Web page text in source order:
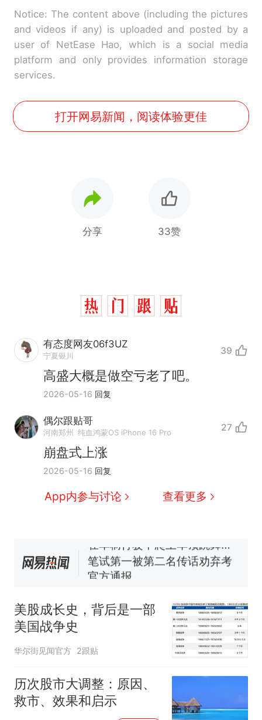
Notice: The content above (including the pictures
and videos if any) is uploaded and posted by a
user of NetEase Hao, which is a social media
platform and only provides information storage
services.
打开网易新闻，阅读体验更佳
分享 33赞
有态度网友06f3UZ
宁夏银川 39
高盛大概是做空亏老了吧。
2026-05-16 回复
偶尔跟贴哥
河南郑州 纯血鸿蒙OS iPhone 16 Pro 27
崩盘式上涨
2026-05-16 回复
App内参与讨论 查看更多
热 西班牙飞地休达边境，摩洛
哥士兵搬起大石块投向移民引
争议，此前一天内数万人从摩
洛哥涌入西班牙
新
费大厨“全国小炒肉大王”称
号，仅凭视频评出？中国烹饪
协会回应
男子上山采菌偶然发现鸡枞菌
（新京报）
笔试第一被第二名传话劝弃考
官方通报
回大海 目击者直呼震惊 （视频
来源：参考消息）
热
西班牙飞地休达边境，摩洛
哥士兵搬起大石块投向移民引
争议，此前一天内数万人从摩
美股成长史，背后是一部
美国战争史
华尔街见闻官方 2跟贴
历次股市大调整：原因、
救市、效果和启示